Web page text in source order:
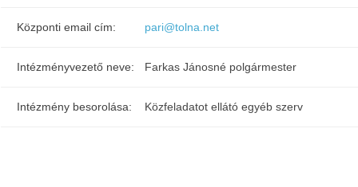
Központi email cím: pari@tolna.net
Intézményvezető neve: Farkas Jánosné polgármester
Intézmény besorolása: Közfeladatot ellátó egyéb szerv